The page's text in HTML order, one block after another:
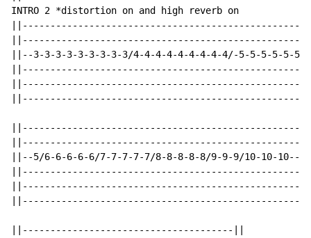
INTRO 2 *distortion on and high reverb on
||--3-3-3-3-3-3-3-3-3/4-4-4-4-4-4-4-4-4/-5-5-5-5-5-
||--5/6-6-6-6-6/7-7-7-7-7/8-8-8-8-8/9-9-9/10-10-
||--------------------------------------||